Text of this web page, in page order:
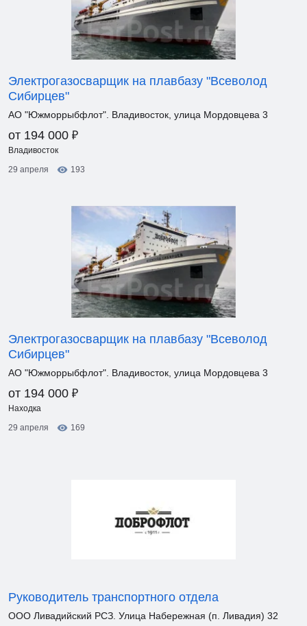
Электрогазосварщик на плавбазу "Всеволод
Сибирцев"
АО "Южморрыбфлот". Владивосток, улица Мордовцева 3
от 194 000 ₽
Владивосток
29 апреля
193
Электрогазосварщик на плавбазу "Всеволод
Сибирцев"
АО "Южморрыбфлот". Владивосток, улица Мордовцева 3
от 194 000 ₽
Находка
29 апреля
169
Руководитель транспортного отдела
ООО Ливадийский РСЗ. Улица Набережная (п. Ливадия) 32